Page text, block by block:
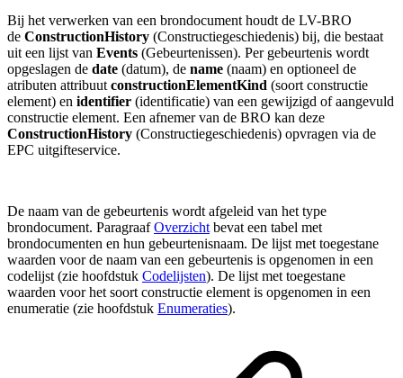
Bij het verwerken van een brondocument houdt de LV-BRO
de ConstructionHistory (Constructiegeschiedenis) bij, die bestaat
uit een lijst van Events (Gebeurtenissen). Per gebeurtenis wordt
opgeslagen de date (datum), de name (naam) en optioneel de
atributen attribuut constructionElementKind (soort constructie
element) en identifier (identificatie) van een gewijzigd of aangevuld
constructie element. Een afnemer van de BRO kan deze
ConstructionHistory (Constructiegeschiedenis) opvragen via de
EPC uitgifteservice.
De naam van de gebeurtenis wordt afgeleid van het type
brondocument. ParagraafOverzicht bevat een tabel met
brondocumenten en hun gebeurtenisnaam. De lijst met toegestane
waarden voor de naam van een gebeurtenis is opgenomen in een
codelijst (zie hoofdstuk Codelijsten). De lijst met toegestane
waarden voor het soort constructie element is opgenomen in een
enumeratie (zie hoofdstuk Enumeraties).